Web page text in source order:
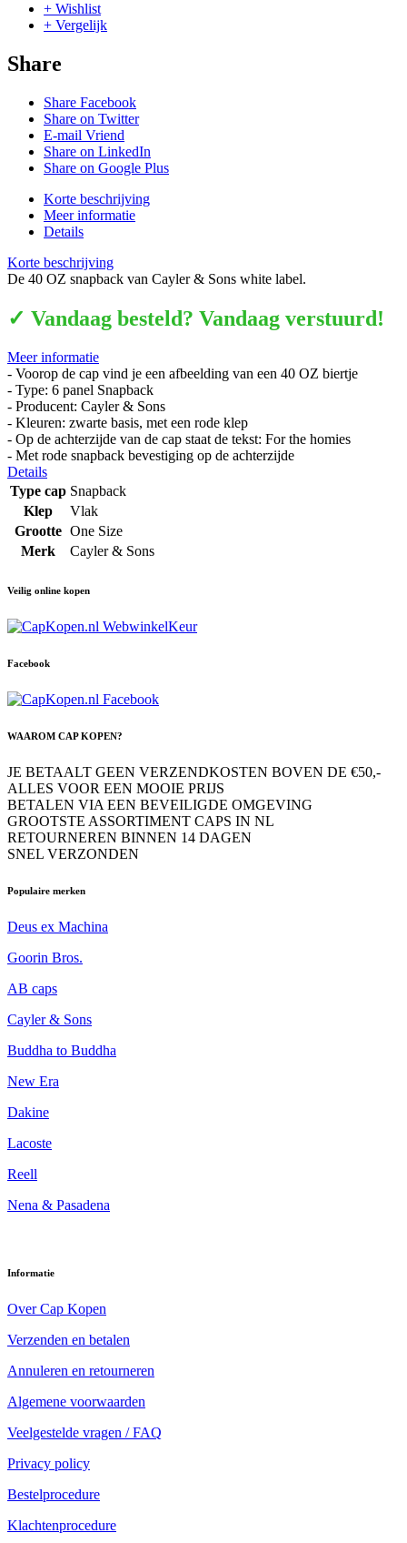
+ Wishlist
+ Vergelijk
Share
Share Facebook
Share on Twitter
E-mail Vriend
Share on LinkedIn
Share on Google Plus
Korte beschrijving
Meer informatie
Details
Korte beschrijving
De 40 OZ snapback van Cayler & Sons white label.
✓ Vandaag besteld? Vandaag verstuurd!
Meer informatie
- Voorop de cap vind je een afbeelding van een 40 OZ biertje
- Type: 6 panel Snapback
- Producent: Cayler & Sons
- Kleuren: zwarte basis, met een rode klep
- Op de achterzijde van de cap staat de tekst: For the homies
- Met rode snapback bevestiging op de achterzijde
Details
Type cap Snapback
Klep
Vlak
Grootte One Size
Merk
Cayler & Sons
Veilig online kopen
Facebook
WAAROM CAP KOPEN?
JE BETAALT GEEN VERZENDKOSTEN BOVEN DE €50,-
ALLES VOOR EEN MOOIE PRIJS
BETALEN VIA EEN BEVEILIGDE OMGEVING
GROOTSTE ASSORTIMENT CAPS IN NL
RETOURNEREN BINNEN 14 DAGEN
SNEL VERZONDEN
Populaire merken
Deus ex Machina
Goorin Bros.
AB caps
Cayler & Sons
Buddha to Buddha
New Era
Dakine
Lacoste
Reell
Nena & Pasadena
Informatie
Over Cap Kopen
Verzenden en betalen
Annuleren en retourneren
Algemene voorwaarden
Veelgestelde vragen / FAQ
Privacy policy
Bestelprocedure
Klachtenprocedure